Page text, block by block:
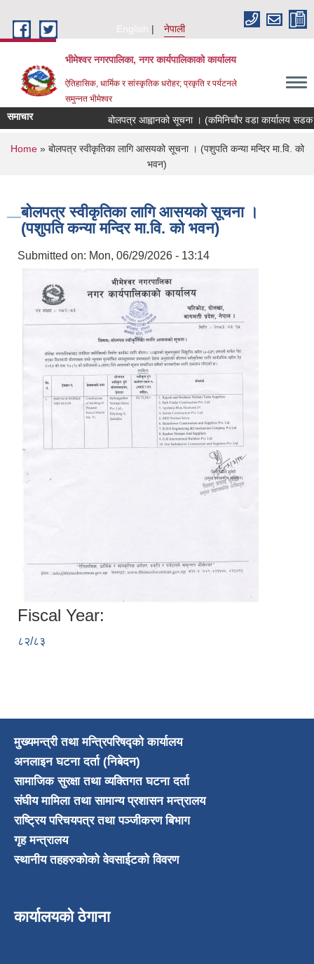
English
नेपाली
भीमेश्वर नगरपालिका, नगर कार्यपालिकाको कार्यालय
ऐतिहासिक, धार्मिक र सांस्कृतिक धरोहर; प्रकृति र पर्यटनले
समुन्नत भीमेश्वर
समाचार बोलपत्र आह्वानको सूचना । (कमिनिचौर वडा कार्यालय सडक
You are here
Home» बोलपत्र स्वीकृतिका लागि आसयको सूचना । (पशुपति कन्या मन्दिर मा.वि. को
भवन)
बोलपत्र स्वीकृतिका लागि आसयको सूचना ।
(पशुपति कन्या मन्दिर मा.वि. को भवन)
Submitted on: Mon, 06/29/2026 - 13:14
Fiscal Year:
८२/८३
मुख्यमन्त्री तथा मन्त्रिपरिषद्को कार्यालय
अनलाइन घटना दर्ता (निबेदन)
सामाजिक सुरक्षा तथा व्यक्तिगत घटना दर्ता
संघीय मामिला तथा सामान्य प्रशासन मन्त्रालय
राष्ट्रिय परिचयपत्र तथा पञ्जीकरण बिभाग
गृह मन्त्रालय
स्थानीय तहहरुकोको वेवसाईटको विवरण
कार्यालयको ठेगाना